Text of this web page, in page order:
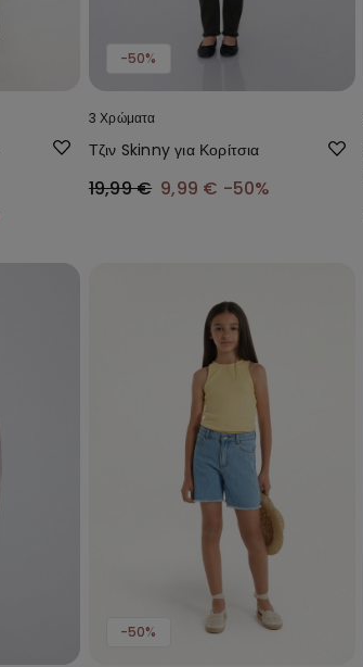
-50%
3 Χρώματα
Τζιν Skinny για Κορίτσια
19,99 € 9,99 € -50%
-50%